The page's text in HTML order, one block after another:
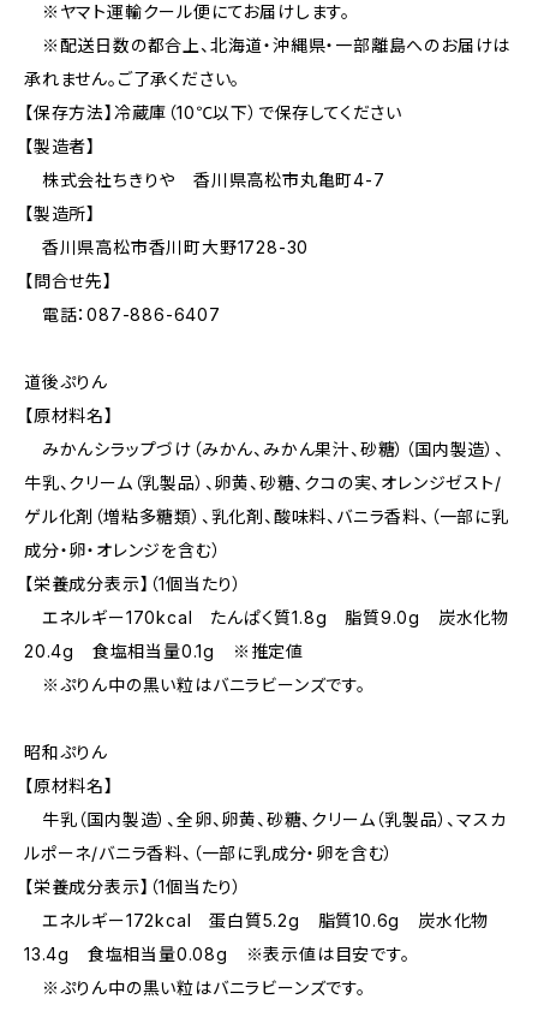
※ヤマト運輸クール便にてお届けします。
※配送日数の都合上、北海道・沖縄県・一部離島へのお届けは
承れません。ご了承ください。
【保存方法】冷蔵庫（10℃以下）で保存してください
【製造者】
株式会社ちきりや 香川県高松市丸亀町4-7
【製造所】
香川県高松市香川町大野1728-30
【問合せ先】
電話：087-886-6407
道後ぷりん
【原材料名】
みかんシラップづけ（みかん、みかん果汁、砂糖）（国内製造）、
牛乳、クリーム（乳製品）、卵黄、砂糖、クコの実、オレンジゼスト/
ゲル化剤（増粘多糖類）、乳化剤、酸味料、バニラ香料、（一部に乳
成分・卵・オレンジを含む）
【栄養成分表示】（1個当たり）
エネルギー170kcal たんぱく質1.8g 脂質9.0g 炭水化物
20.4g 食塩相当量0.1g ※推定値
※ぷりん中の黒い粒はバニラビーンズです。
昭和ぷりん
【原材料名】
牛乳（国内製造）、全卵、卵黄、砂糖、クリーム（乳製品）、マスカ
ルポーネ/バニラ香料、（一部に乳成分・卵を含む）
【栄養成分表示】（1個当たり）
エネルギー172kcal 蛋白質5.2g 脂質10.6g 炭水化物
13.4g 食塩相当量0.08g ※表示値は目安です。
※ぷりん中の黒い粒はバニラビーンズです。